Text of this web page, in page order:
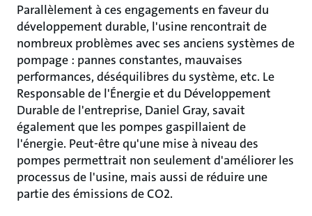
Parallèlement à ces engagements en faveur du
développement durable, l'usine rencontrait de
nombreux problèmes avec ses anciens systèmes de
pompage : pannes constantes, mauvaises
performances, déséquilibres du système, etc. Le
Responsable de l'Énergie et du Développement
Durable de l'entreprise, Daniel Gray, savait
également que les pompes gaspillaient de
l'énergie. Peut-être qu'une mise à niveau des
pompes permettrait non seulement d'améliorer les
processus de l'usine, mais aussi de réduire une
partie des émissions de CO2.